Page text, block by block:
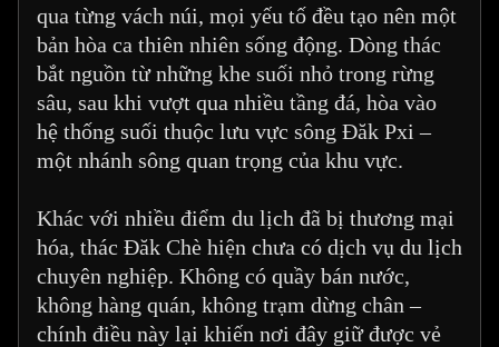
qua từng vách núi, mọi yếu tố đều tạo nên một
bản hòa ca thiên nhiên sống động. Dòng thác
bắt nguồn từ những khe suối nhỏ trong rừng
sâu, sau khi vượt qua nhiều tầng đá, hòa vào
hệ thống suối thuộc lưu vực sông Đăk Pxi –
một nhánh sông quan trọng của khu vực.
Khác với nhiều điểm du lịch đã bị thương mại
hóa, thác Đăk Chè hiện chưa có dịch vụ du lịch
chuyên nghiệp. Không có quầy bán nước,
không hàng quán, không trạm dừng chân –
chính điều này lại khiến nơi đây giữ được vẻ